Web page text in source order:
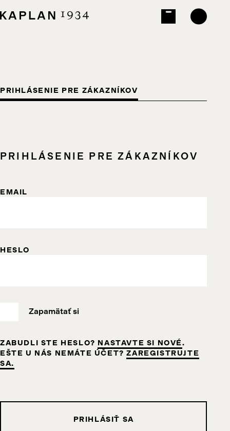
PRIHLÁSENIE PRE ZÁKAZNÍKOV
PRIHLÁSENIE PRE ZÁKAZNÍKOV
EMAIL
HESLO
Zapamätať si
ZABUDLI STE HESLO? NASTAVTE SI NOVÉ.
EŠTE U NÁS NEMÁTE ÚČET?ZAREGISTRUJTE
SA.
PRIHLÁSIŤ SA